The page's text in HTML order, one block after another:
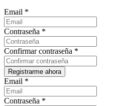
Email *
Contraseña *
Confirmar contraseña *
Email *
Contraseña *